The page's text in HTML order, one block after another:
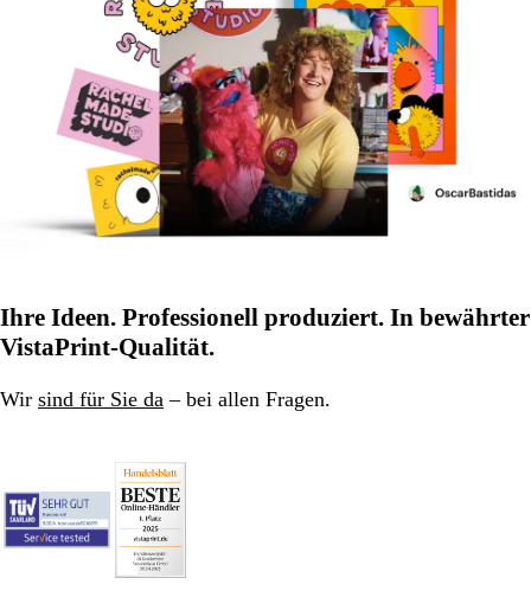
Ihre Ideen. Professionell produziert. In bewährter
VistaPrint-Qualität.
Wir sind für Sie da – bei allen Fragen.